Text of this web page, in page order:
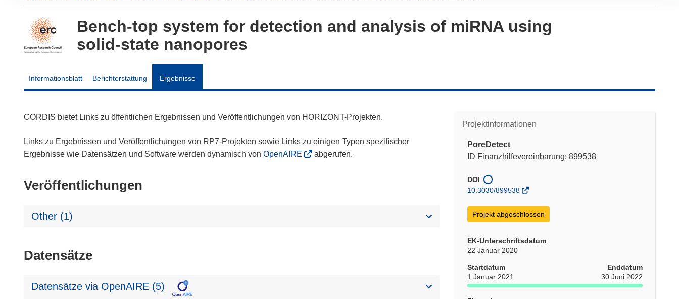
Bench-top system for detection and analysis of miRNA using
solid-state nanopores
Informationsblatt Berichterstattung Ergebnisse
Projektinformationen
PoreDetect
ID Finanzhilfevereinbarung: 899538
DOI
10.3030/899538
Projekt abgeschlossen
EK-Unterschriftsdatum
22 Januar 2020
Startdatum
1 Januar 2021
Enddatum
30 Juni 2022
CORDIS bietet Links zu öffentlichen Ergebnissen und Veröffentlichungen von HORIZONT-Projekten.
Links zu Ergebnissen und Veröffentlichungen von RP7-Projekten sowie Links zu einigen Typen spezifischer
Ergebnisse wie Datensätzen und Software werden dynamisch von OpenAIRE abgerufen.
Veröffentlichungen
Other (1)
Datensätze
Datensätze via OpenAIRE (5)